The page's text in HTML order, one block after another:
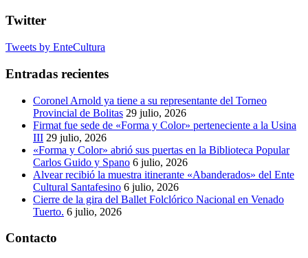
Twitter
Tweets by EnteCultura
Entradas recientes
Coronel Arnold ya tiene a su representante del Torneo
Provincial de Bolitas 29 julio, 2026
Firmat fue sede de «Forma y Color» perteneciente a la Usina
III 29 julio, 2026
«Forma y Color» abrió sus puertas en la Biblioteca Popular
Carlos Guido y Spano 6 julio, 2026
Alvear recibió la muestra itinerante «Abanderados» del Ente
Cultural Santafesino 6 julio, 2026
Cierre de la gira del Ballet Folclórico Nacional en Venado
Tuerto. 6 julio, 2026
Contacto